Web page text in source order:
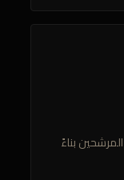
بناءً